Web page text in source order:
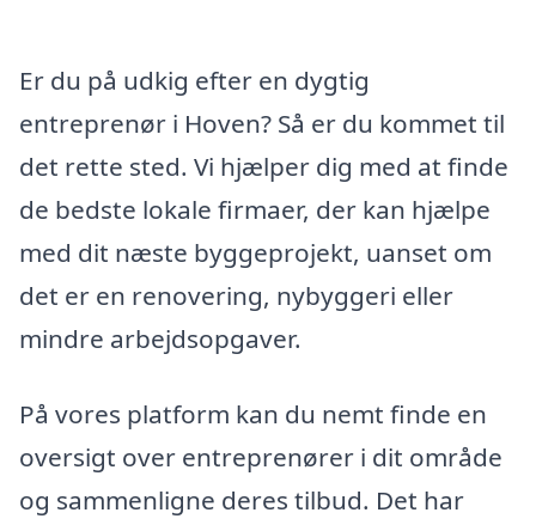
Er du på udkig efter en dygtig
entreprenør i Hoven? Så er du kommet til
det rette sted. Vi hjælper dig med at finde
de bedste lokale firmaer, der kan hjælpe
med dit næste byggeprojekt, uanset om
det er en renovering, nybyggeri eller
mindre arbejdsopgaver.
På vores platform kan du nemt finde en
oversigt over entreprenører i dit område
og sammenligne deres tilbud. Det har